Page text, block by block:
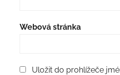
Webová stránka
Uložit do prohlížeče